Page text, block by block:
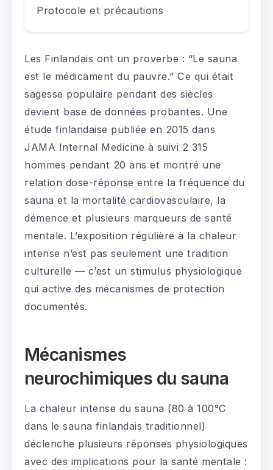
Protocole et précautions
Les Finlandais ont un proverbe : “Le sauna
est le médicament du pauvre.” Ce qui était
sagesse populaire pendant des siècles
devient base de données probantes. Une
étude finlandaise publiée en 2015 dans
JAMA Internal Medicine à suivi 2 315
hommes pendant 20 ans et montré une
relation dose-réponse entre la fréquence du
sauna et la mortalité cardiovasculaire, la
démence et plusieurs marqueurs de santé
mentale. L’exposition régulière à la chaleur
intense n’est pas seulement une tradition
culturelle — c’est un stimulus physiologique
qui active des mécanismes de protection
documentés.
Mécanismes
neurochimiques du sauna
La chaleur intense du sauna (80 à 100°C
dans le sauna finlandais traditionnel)
déclenche plusieurs réponses physiologiques
avec des implications pour la santé mentale :